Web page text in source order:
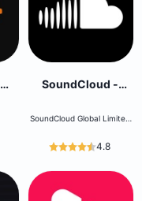
SoundCloud -
SoundCloud Global Limited
4.8